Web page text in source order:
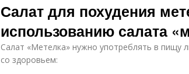
Салат для похудения
использованию салата
Салат «Метелка» нужно употреблять в
со здоровьем: